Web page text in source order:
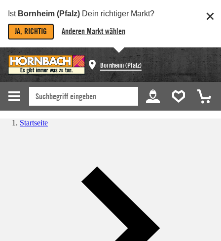
Ist Bornheim (Pfalz) Dein richtiger Markt?
JA, RICHTIG Anderen Markt wählen
Bornheim (Pfalz)
Startseite